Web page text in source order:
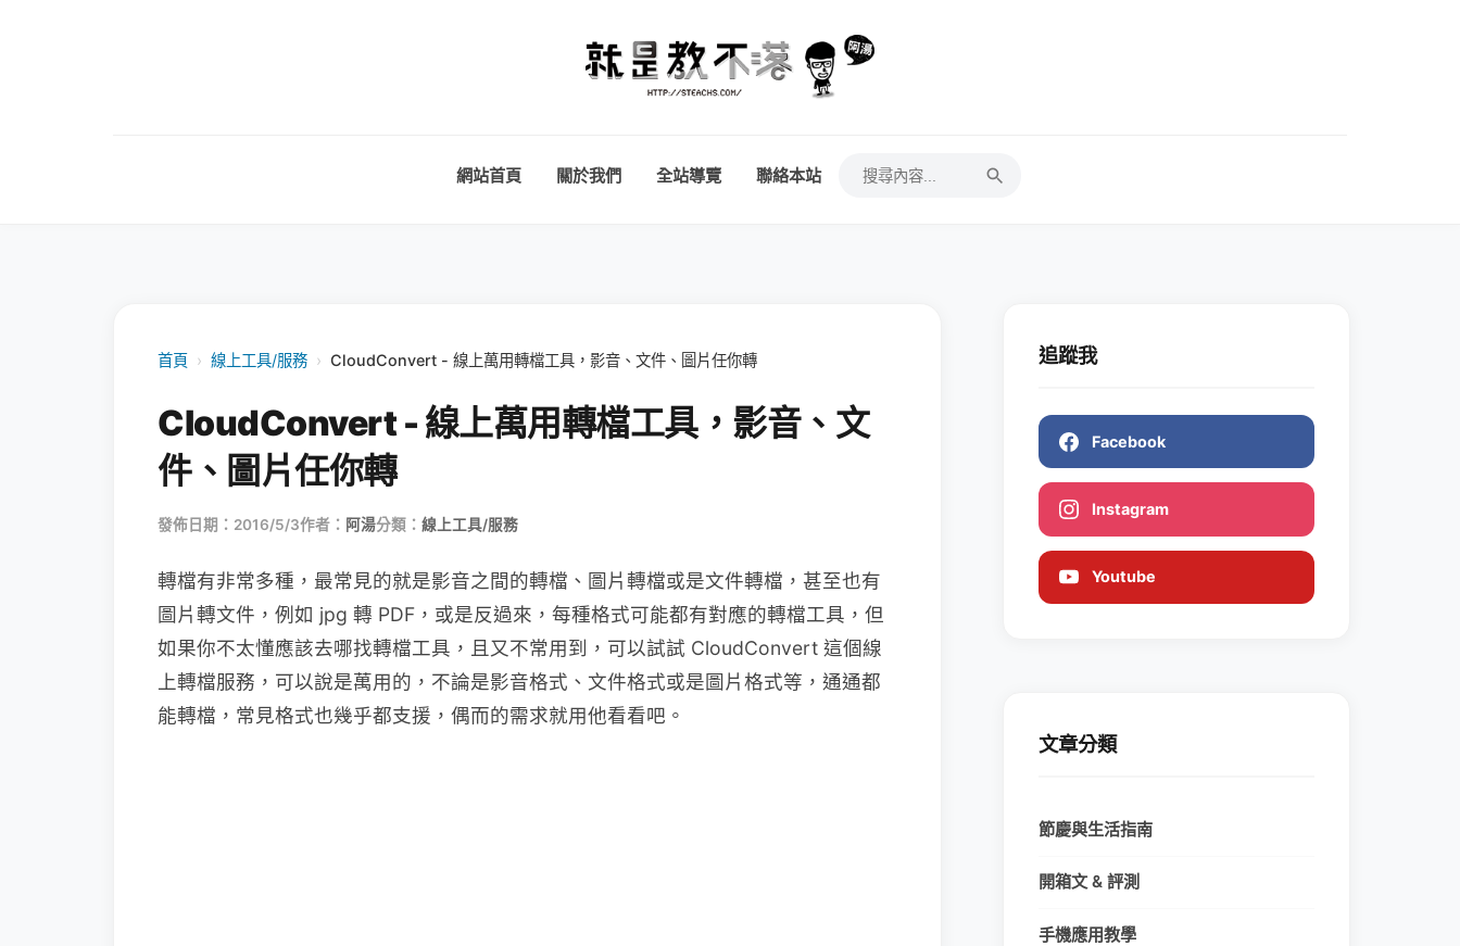
網站首頁 關於我們 全站導覽 聯絡本站
首頁 › 線上工具/服務 › CloudConvert - 線上萬用轉檔工具，影音、文件、圖片任你轉
CloudConvert - 線上萬用轉檔工具，影音、文
件、圖片任你轉
發佈日期：2016/5/3作者： 阿湯分類： 線上工具/服務
轉檔有非常多種，最常見的就是影音之間的轉檔、圖片轉檔或是文件轉檔，甚至也有
圖片轉文件，例如 jpg 轉 PDF，或是反過來，每種格式可能都有對應的轉檔工具，但
如果你不太懂應該去哪找轉檔工具，且又不常用到，可以試試 CloudConvert 這個線
上轉檔服務，可以說是萬用的，不論是影音格式、文件格式或是圖片格式等，通通都
能轉檔，常見格式也幾乎都支援，偶而的需求就用他看看吧。
追蹤我
Facebook
Instagram
Youtube
文章分類
節慶與生活指南
開箱文 & 評測
手機應用教學